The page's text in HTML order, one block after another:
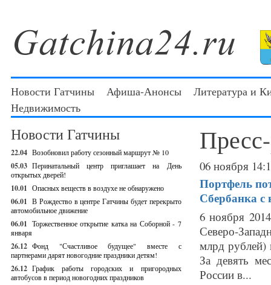
Новости Гатчины Афиша-Анонсы
Литература и
Недвижимость
Новости Гатчины
22.04 Возобновил работу сезонный маршрут № 10
05.03 Перинатальный центр приглашает на День
открытых дверей!
10.01 Опасных веществ в воздухе не обнаружено
06.01 В Рождество в центре Гатчины будет перекрыто
автомобильное движение
06.01 Торжественное открытие катка на Соборной - 7
января
26.12 Фонд "Счастливое будущее" вместе с
партнерами дарят новогодние праздники детям!
26.12 График работы городских и пригородных
автобусов в период новогодних праздников
06 ноября
Портфель
Сбербанка с
6 ноября
Северо-
млрд рублей)
За девять
России в...